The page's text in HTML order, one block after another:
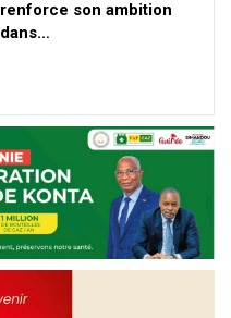
renforce son ambition
dans…